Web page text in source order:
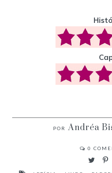
Andréa
0